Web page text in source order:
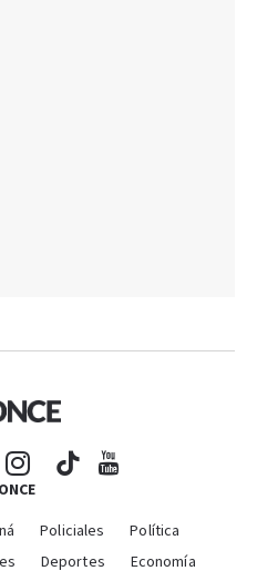
Policiales
Política
Deportes
Economía